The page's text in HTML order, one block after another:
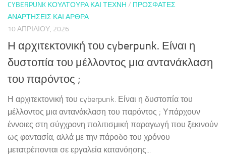
CYBERPUNK ΚΟΥΛΤΟΎΡΑ ΚΑΙ ΤΈΧΝΗ / ΠΡΌΣΦΑΤΕΣ
ΑΝΑΡΤΉΣΕΙΣ ΚΑΙ ΆΡΘΡΑ
10 ΑΠΡΙΛΊΟΥ, 2026
Η αρχιτεκτονική του cyberpunk. Είναι η
δυστοπία του μέλλοντος μια αντανάκλαση
του παρόντος ;
Η αρχιτεκτονική του cyberpunk. Είναι η δυστοπία του
μέλλοντος μια αντανάκλαση του παρόντος ; Υπάρχουν
έννοιες στη σύγχρονη πολιτισμική παραγωγή που ξεκινούν
ως φαντασία, αλλά με την πάροδο του χρόνου
μετατρέπονται σε εργαλεία κατανόησης...